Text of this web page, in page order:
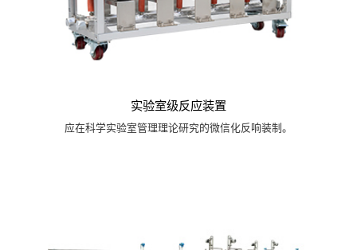
实验室级反应装置
应在科学实验室管理理论研究的微信化反响装制。